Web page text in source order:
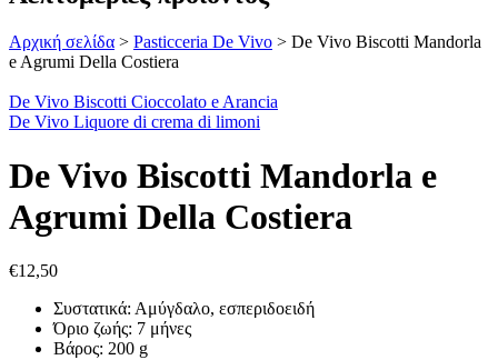
Αρχική σελίδα > Pasticceria De Vivo > De Vivo Biscotti Mandorla
e Agrumi Della Costiera
De Vivo Biscotti Cioccolato e Arancia
De Vivo Liquore di crema di limoni
De Vivo Biscotti Mandorla e
Agrumi Della Costiera
€12,50
Συστατικά: Αμύγδαλο, εσπεριδοειδή
Όριο ζωής: 7 μήνες
Βάρος: 200 g